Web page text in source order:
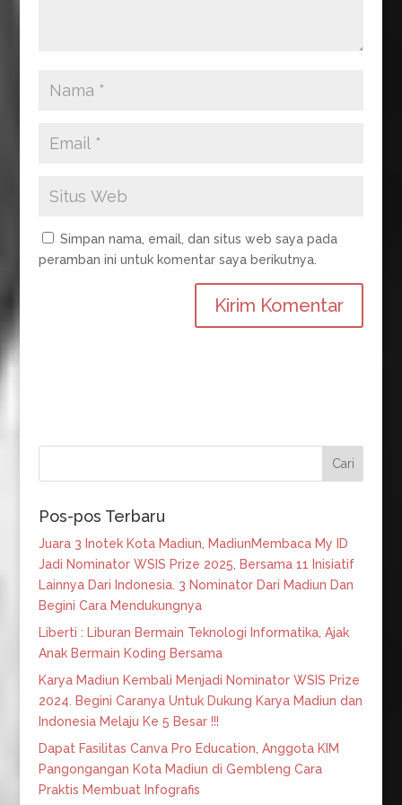
Simpan nama, email, dan situs web saya pada
peramban ini untuk komentar saya berikutnya.
Pos-pos Terbaru
Juara 3 Inotek Kota Madiun, MadiunMembaca My ID
Jadi Nominator WSIS Prize 2025, Bersama 11 Inisiatif
Lainnya Dari Indonesia. 3 Nominator Dari Madiun Dan
Begini Cara Mendukungnya
Liberti : Liburan Bermain Teknologi Informatika, Ajak
Anak Bermain Koding Bersama
Karya Madiun Kembali Menjadi Nominator WSIS Prize
2024. Begini Caranya Untuk Dukung Karya Madiun dan
Indonesia Melaju Ke 5 Besar !!!
Dapat Fasilitas Canva Pro Education, Anggota KIM
Pangongangan Kota Madiun di Gembleng Cara
Praktis Membuat Infografis